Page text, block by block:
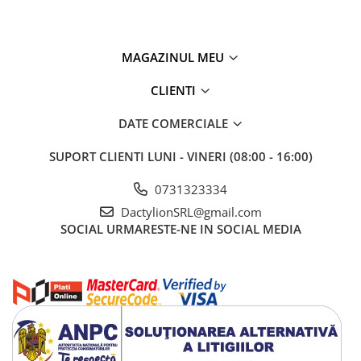
economic si usor de intretinut. Este o solutie excelenta pentru
important.
Beneficii
afisaj LCD mare si foarte clar
masurare precisa a temperaturii si umiditatii
afisare temperatura in °C sau °F
montaj versatil: pe masa sau perete
ideal pentru casa, birou, depozite si spatii cu control climatic
MAGAZINUL MEU
CLIENTI
DATE COMERCIALE
SUPORT CLIENTI LUNI - VINERI (08:00 - 16:00)
0731323334
DactylionSRL@gmail.com
SOCIAL URMARESTE-NE IN SOCIAL MEDIA